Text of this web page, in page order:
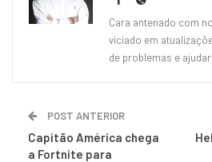
Cara antenado com
viciado em
de problemas e
POST ANTERIOR
Capitão América chega
a Fortnite para